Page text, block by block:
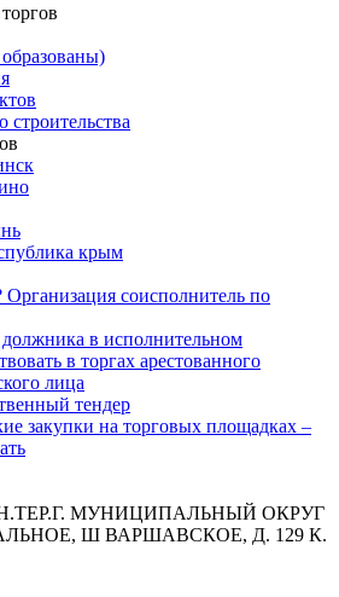
строительства
крым
Организация соисполнитель по
в исполнительном
в торгах арестованного
лица
тендер
закупки на торговых площадках –
МУНИЦИПАЛЬНЫЙ ОКРУГ
Ш ВАРШАВСКОЕ, Д. 129 К.